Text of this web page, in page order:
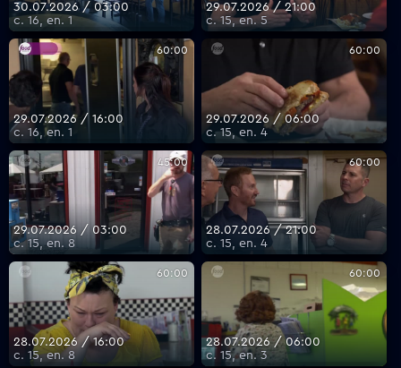
30.07.2026 / 03:00
с. 16, еп. 1
29.07.2026 / 21:00
с. 15, еп. 5
60:00
29.07.2026 / 16:00
с. 16, еп. 1
60:00
29.07.2026 / 06:00
с. 15, еп. 4
45:00
29.07.2026 / 03:00
с. 15, еп. 8
60:00
28.07.2026 / 21:00
с. 15, еп. 4
60:00
28.07.2026 / 16:00
с. 15, еп. 8
60:00
28.07.2026 / 06:00
с. 15, еп. 3